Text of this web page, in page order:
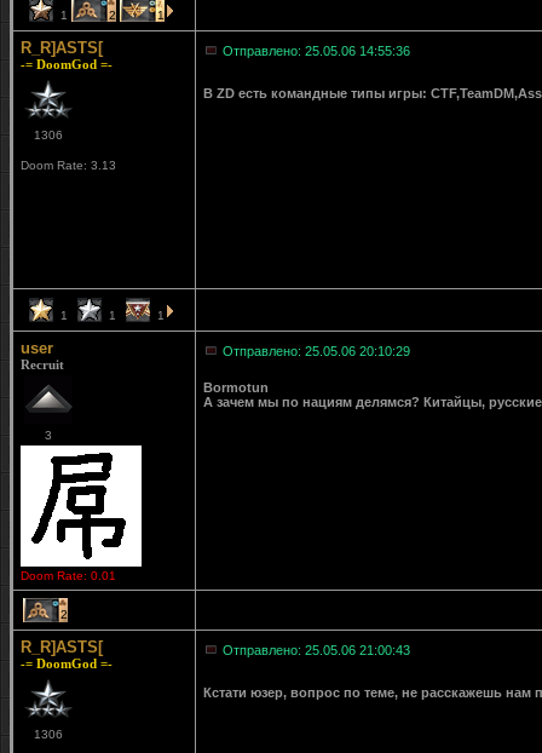
1 2 1
R_R]ASTS[
-= DoomGod =-
1306
Doom Rate: 3.13
Отправлено: 25.05.06 14:55:36
В ZD есть командные типы игры:
1 1 1
user
Recruit
3
Doom Rate: 0.01
Отправлено: 25.05.06 20:10:29
Bormotun
А зачем мы по нациям делямся? Китайцы,
2
R_R]ASTS[
-= DoomGod =-
1306
Отправлено: 25.05.06 21:00:43
Кстати юзер, вопрос по теме, не расскажешь нам